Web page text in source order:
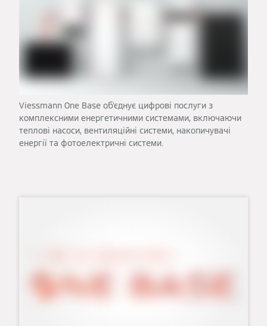
Viessmann One Base об'єднує цифрові послуги з
комплексними енергетичними системами, включаючи
теплові насоси, вентиляційні системи, накопичувачі
енергії та фотоелектричні системи.